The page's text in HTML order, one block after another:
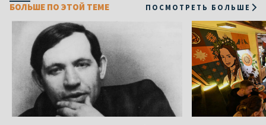
БОЛЬШЕ ПО ЭТОЙ ТЕМЕ ПОСМОТРЕТЬ БОЛЬШЕ